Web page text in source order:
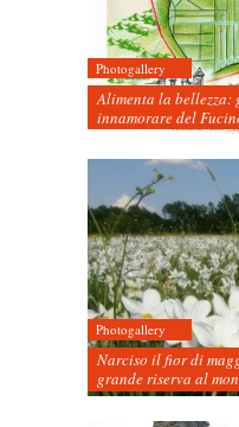
Photogallery
Alimenta la bellezza:
innamorare del
Photogallery
Narciso il fior di
grande riserva al